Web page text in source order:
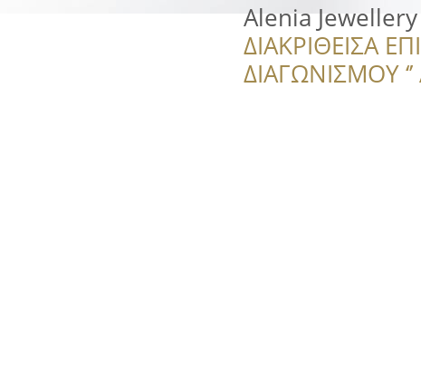
Alenia Jewellery
ΔΙΑΚΡΙΘΕΙΣΑ
ΔΙΑΓΩΝΙΣΜΟΥ ‘’